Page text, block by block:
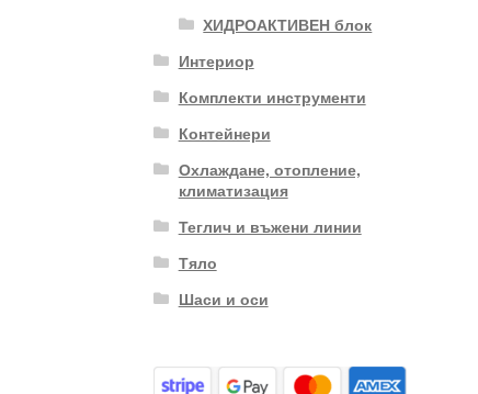
ХИДРОАКТИВЕН блок
Интериор
Комплекти инструменти
Контейнери
Охлаждане, отопление,
климатизация
Теглич и въжени линии
Тяло
Шаси и оси